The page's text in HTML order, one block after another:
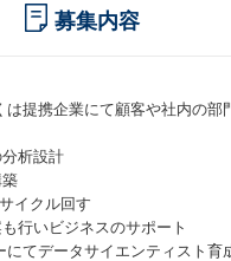
募集内容
は提携企業にて顧客や社内の
析設計
イクル回す
行いビジネスのサポート
にてデータサイエンティスト